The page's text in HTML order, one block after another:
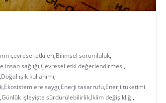
çevresel etkileri,Bilimsel sorumluluk,
insan sağlığı,Çevresel etki değerlendirmesi,
,Doğal ışık kullanımı,
,Ekosistemlere saygı,Enerji tasarrufu,Enerji tüketimi
,Günlük işleyişte sürdürülebilirlik,İklim değişikliği,